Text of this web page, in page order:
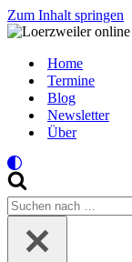
Zum Inhalt springen
Home
Termine
Blog
Newsletter
Über
Suchen
nach …